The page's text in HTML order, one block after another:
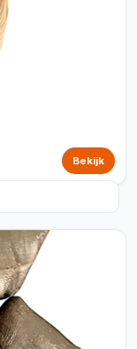
Bekijk